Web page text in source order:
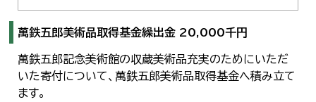
萬鉄五郎美術品取得基金繰出金 20,000千円
萬鉄五郎記念美術館の収蔵美術品充実のためにいただ
いた寄付について、萬鉄五郎美術品取得基金へ積み立て
ます。